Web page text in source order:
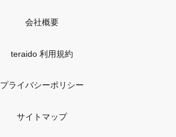
会社概要
teraido 利用規約
プライバシーポリシー
サイトマップ